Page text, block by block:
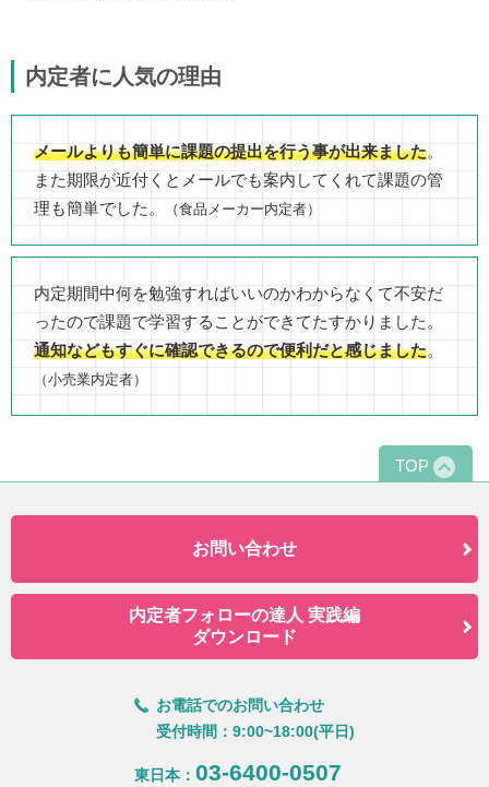
内定者に人気の理由
メールよりも簡単に課題の提出を行う事が出来ました。
また期限が近付くとメールでも案内してくれて課題の管
理も簡単でした。
（食品メーカー内定者）
内定期間中何を勉強すればいいのかわからなくて不安だ
ったので課題で学習することができてたすかりました。
通知などもすぐに確認できるので便利だと感じました。
（小売業内定者）
TOP
お問い合わせ
内定者フォローの達人 実践編
ダウンロード
お電話でのお問い合わせ
受付時間：9:00~18:00(平日)
東日本： 03-6400-0507